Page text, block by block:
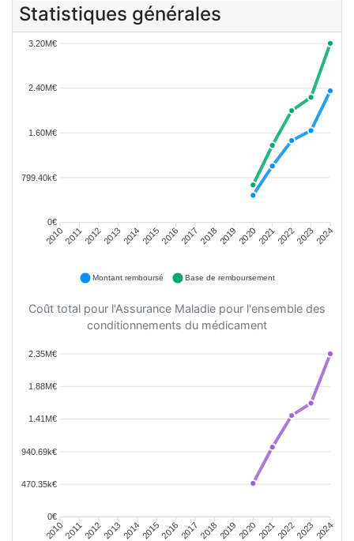
Statistiques générales
3.20M€
2.40M€
1.60M€
799.40k€
0€
201020112012201320142015201620172018201920202021202220232024
Montant remboursé Base de remboursement
Coût total pour l'Assurance Maladie pour l'ensemble des
conditionnements du médicament
2.35M€
1.88M€
1.41M€
940.69k€
470.35k€
0€
201020112012201320142015201620172018201920202021202220232024